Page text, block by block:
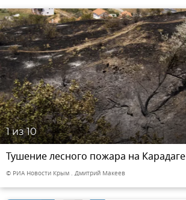
1из 10
Тушение лесного пожара на Карадаге
© РИА Новости Крым . Дмитрий Макеев